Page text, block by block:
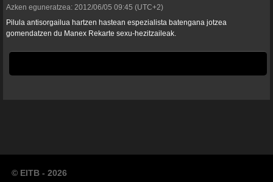
Azken eguneratzea: 2012/06/05 09:45 (UTC+2)
Pilula antisorgailua hartzen hastean espezialista batengana jotzea
gomendatzen du Manex Rekarte sexu-hezitzaileak.
© EITB - 2026